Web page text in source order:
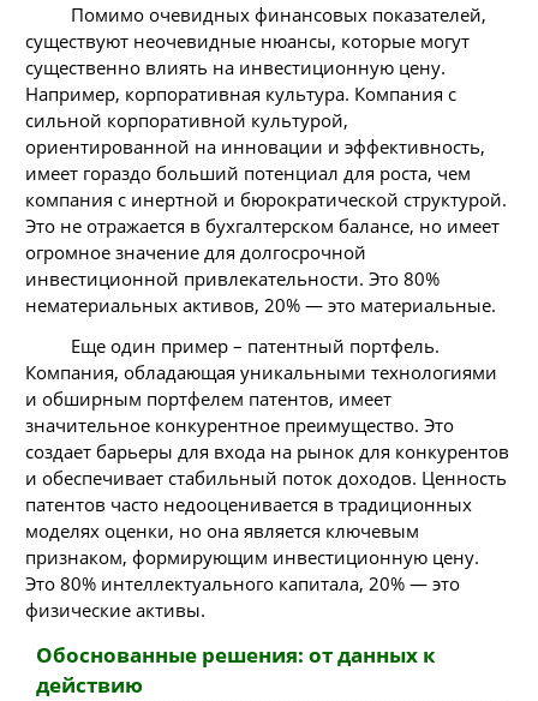
Помимо очевидных финансовых показателей,
существуют неочевидные нюансы, которые могут
существенно влиять на инвестиционную цену.
Например, корпоративная культура. Компания с
сильной корпоративной культурой,
ориентированной на инновации и эффективность,
имеет гораздо больший потенциал для роста, чем
компания с инертной и бюрократической структурой.
Это не отражается в бухгалтерском балансе, но имеет
огромное значение для долгосрочной
инвестиционной привлекательности. Это 80%
нематериальных активов, 20% — это материальные.
Еще один пример – патентный портфель.
Компания, обладающая уникальными технологиями
и обширным портфелем патентов, имеет
значительное конкурентное преимущество. Это
создает барьеры для входа на рынок для конкурентов
и обеспечивает стабильный поток доходов. Ценность
патентов часто недооценивается в традиционных
моделях оценки, но она является ключевым
признаком, формирующим инвестиционную цену.
Это 80% интеллектуального капитала, 20% — это
физические активы.
Обоснованные решения: от данных к
действию